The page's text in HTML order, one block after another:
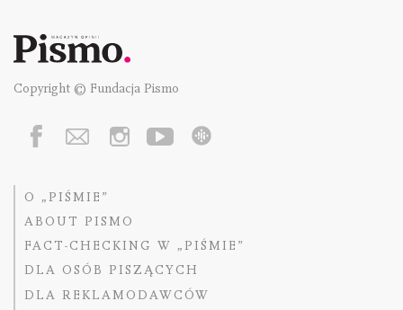
Copyright © Fundacja Pismo
O „PIŚMIE”
ABOUT PISMO
FACT-CHECKING W „PIŚMIE”
DLA OSÓB PISZĄCYCH
DLA REKLAMODAWCÓW